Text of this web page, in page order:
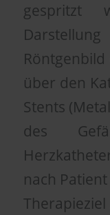
gespritzt
über den
Stents
des
nach